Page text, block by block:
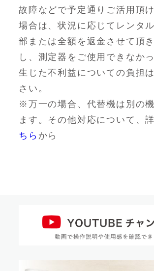
故障などで予定通りご活用頂
場合は、状況に応じてレンタ
部または全額を返金させて頂
し、測定器をご使用できなか
生じた不利益についての負担
さい。
※万一の場合、代替機は別の
ます。その他対応について、
ちら から